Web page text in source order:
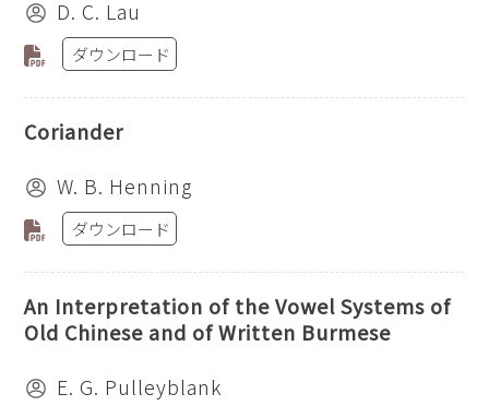
D. C. Lau
ダウンロード
Coriander
W. B. Henning
ダウンロード
An Interpretation of the Vowel Systems of
Old Chinese and of Written Burmese
E. G. Pulleyblank